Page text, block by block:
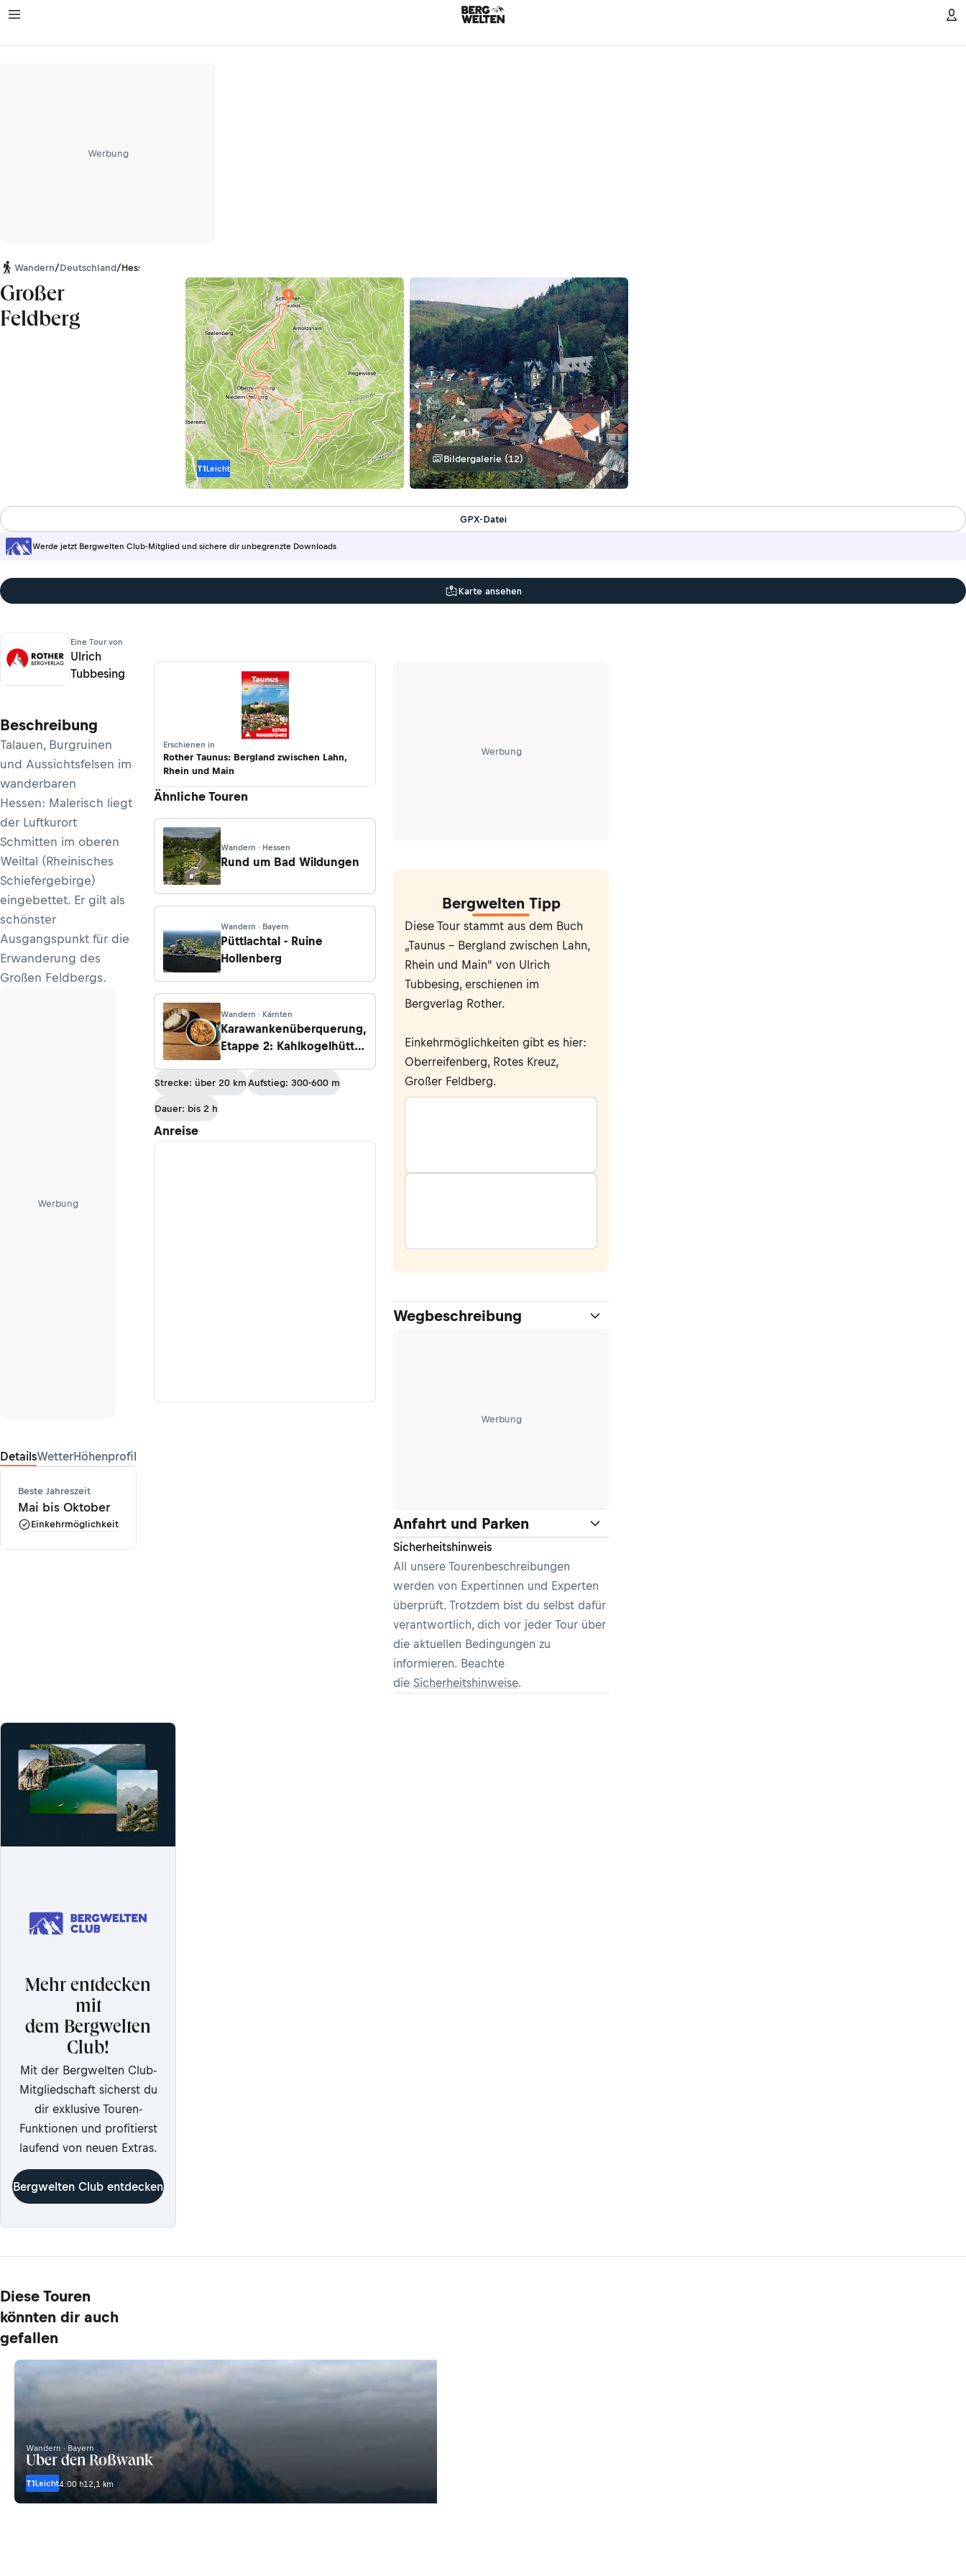
Werbung
Wandern/Deutschland/Hessen
Großer
Feldberg
T1Leicht
Bildergalerie (12)
Werde jetzt Bergwelten Club-Mitglied und sichere dir unbegrenzte Downloads
GPX-Datei
Karte ansehen
Eine Tour von
Ulrich
Tubbesing
Beschreibung
Talauen, Burgruinen
und Aussichtsfelsen im
wanderbaren
Hessen: Malerisch liegt
der Luftkurort
Schmitten im oberen
Weiltal (Rheinisches
Schiefergebirge)
eingebettet. Er gilt als
schönster
Ausgangspunkt für die
Erwanderung des
Großen Feldbergs.
Werbung
DetailsWetterHöhenprofil
Beste Jahreszeit
Mai bis Oktober
Einkehrmöglichkeit
Erschienen in
Rother Taunus: Bergland zwischen Lahn,
Rhein und Main
Ähnliche Touren
Wandern · Hessen
Rund um Bad Wildungen
Wandern · Bayern
Püttlachtal - Ruine
Hollenberg
Wandern · Kärnten
Karawankenüberquerung,
Etappe 2: Kahlkogelhütte
Strecke: über 20 km Aufstieg: 300-600 m
Dauer: bis 2 h
Anreise
Werbung
Bergwelten Tipp
Diese Tour stammt aus dem Buch
„Taunus - Bergland zwischen Lahn,
Rhein und Main" von Ulrich
Tubbesing, erschienen im
Bergverlag Rother.
Einkehrmöglichkeiten gibt es hier:
Oberreifenberg, Rotes Kreuz,
Großer Feldberg.
Wegbeschreibung
Werbung
Anfahrt und Parken
Sicherheitshinweis
All unsere Tourenbeschreibungen
werden von Expertinnen und Experten
überprüft. Trotzdem bist du selbst dafür
verantwortlich, dich vor jeder Tour über
die aktuellen Bedingungen zu
informieren. Beachte
die Sicherheitshinweise.
Mehr entdecken
mit
dem Bergwelten
Club!
Mit der Bergwelten Club-
Mitgliedschaft sicherst du
dir exklusive Touren-
Funktionen und profitierst
laufend von neuen Extras.
Bergwelten Club entdecken
Diese Touren
könnten dir auch
gefallen
Wandern · Bayern
Über den Roßwank
T1Leicht4:00 h12,1 km